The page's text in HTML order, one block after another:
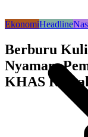
EkonomiHeadline
Berburu
Nyaman,
KHAS